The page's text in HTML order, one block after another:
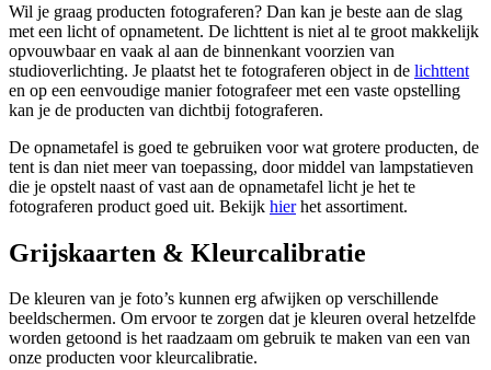
Wil je graag producten fotograferen? Dan kan je beste aan de slag
met een licht of opnametent. De lichttent is niet al te groot makkelijk
opvouwbaar en vaak al aan de binnenkant voorzien van
studioverlichting. Je plaatst het te fotograferen object in de lichttent
en op een eenvoudige manier fotografeer met een vaste opstelling
kan je de producten van dichtbij fotograferen.
De opnametafel is goed te gebruiken voor wat grotere producten, de
tent is dan niet meer van toepassing, door middel van lampstatieven
die je opstelt naast of vast aan de opnametafel licht je het te
fotograferen product goed uit. Bekijk hierhet assortiment.
Grijskaarten & Kleurcalibratie
De kleuren van je foto’s kunnen erg afwijken op verschillende
beeldschermen. Om ervoor te zorgen dat je kleuren overal hetzelfde
worden getoond is het raadzaam om gebruik te maken van een van
onze producten voor kleurcalibratie.